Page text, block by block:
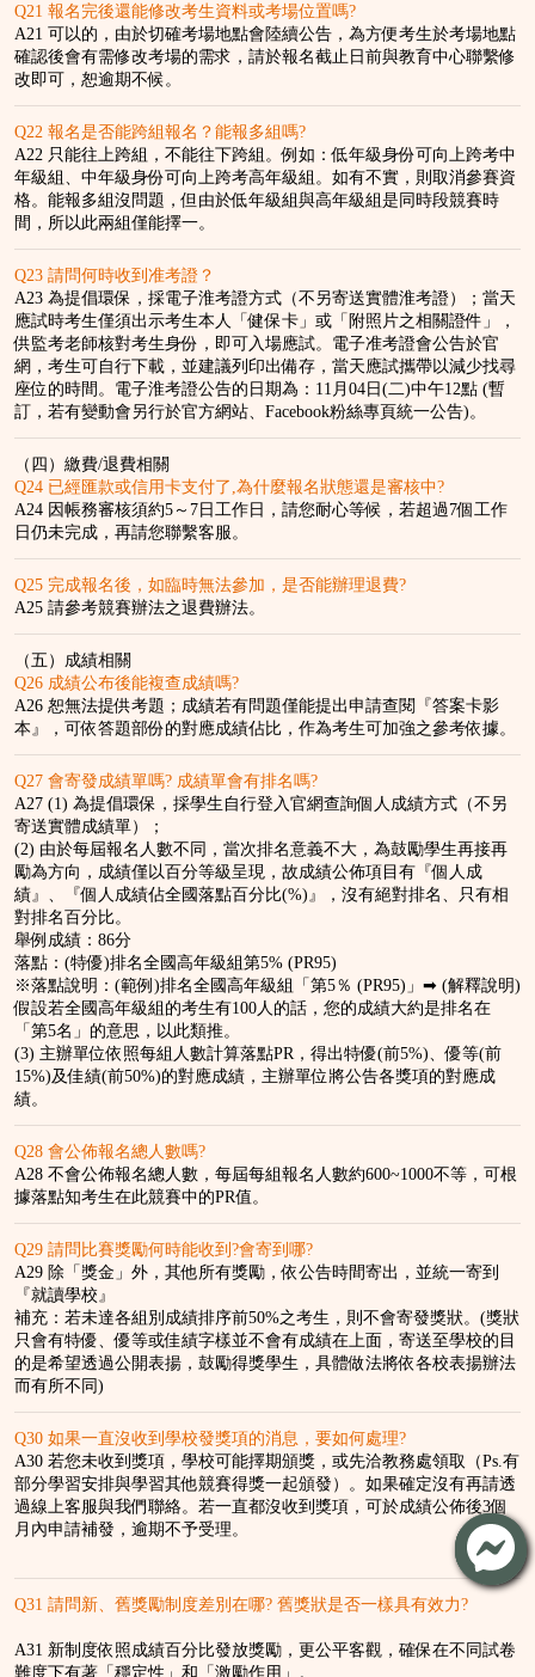
Q21 報名完後還能修改考生資料或考場位置嗎?
A21 可以的，由於切確考場地點會陸續公告，為方便考生於考場地點
確認後會有需修改考場的需求，請於報名截止日前與教育中心聯繫修
改即可，恕逾期不候。
Q22 報名是否能跨組報名？能報多組嗎?
A22 只能往上跨組，不能往下跨組。例如：低年級身份可向上跨考中
年級組、中年級身份可向上跨考高年級組。如有不實，則取消參賽資
格。能報多組沒問題，但由於低年級組與高年級組是同時段競賽時
間，所以此兩組僅能擇一。
Q23 請問何時收到准考證？
A23 為提倡環保，採電子淮考證方式（不另寄送實體淮考證）；當天
應試時考生僅須出示考生本人「健保卡」或「附照片之相關證件」，
供監考老師核對考生身份，即可入場應試。電子准考證會公告於官
網，考生可自行下載，並建議列印出備存，當天應試攜帶以減少找尋
座位的時間。電子淮考證公告的日期為：11月04日(二)中午12點 (暫
訂，若有變動會另行於官方網站、Facebook粉絲專頁統一公告)。
（四）繳費/退費相關
Q24 已經匯款或信用卡支付了,為什麼報名狀態還是審核中?
A24 因帳務審核須約5～7日工作日，請您耐心等候，若超過7個工作
日仍未完成，再請您聯繫客服。
Q25 完成報名後，如臨時無法參加，是否能辦理退費?
A25 請參考競賽辦法之退費辦法。
（五）成績相關
Q26 成績公布後能複查成績嗎?
A26 恕無法提供考題；成績若有問題僅能提出申請查閱『答案卡影
本』，可依答題部份的對應成績佔比，作為考生可加強之參考依據。
Q27 會寄發成績單嗎? 成績單會有排名嗎?
A27 (1) 為提倡環保，採學生自行登入官網查詢個人成績方式（不另
寄送實體成績單）；
(2) 由於每屆報名人數不同，當次排名意義不大，為鼓勵學生再接再
勵為方向，成績僅以百分等級呈現，故成績公佈項目有『個人成
績』、『個人成績佔全國落點百分比(%)』，沒有絕對排名、只有相
對排名百分比。
舉例成績：86分
落點：(特優)排名全國高年級組第5% (PR95)
※落點說明：(範例)排名全國高年級組「第5％ (PR95)」➡ (解釋說明)
假設若全國高年級組的考生有100人的話，您的成績大約是排名在
「第5名」的意思，以此類推。
(3) 主辦單位依照每組人數計算落點PR，得出特優(前5%)、優等(前
15%)及佳績(前50%)的對應成績，主辦單位將公告各獎項的對應成
績。
Q28 會公佈報名總人數嗎?
A28 不會公佈報名總人數，每屆每組報名人數約600~1000不等，可根
據落點知考生在此競賽中的PR值。
Q29 請問比賽獎勵何時能收到?會寄到哪?
A29 除「獎金」外，其他所有獎勵，依公告時間寄出，並統一寄到
『就讀學校』
補充：若未達各組別成績排序前50%之考生，則不會寄發獎狀。(獎狀
只會有特優、優等或佳績字樣並不會有成績在上面，寄送至學校的目
的是希望透過公開表揚，鼓勵得獎學生，具體做法將依各校表揚辦法
而有所不同)
Q30 如果一直沒收到學校發獎項的消息，要如何處理?
A30 若您未收到獎項，學校可能擇期頒獎，或先洽教務處領取（Ps.有
部分學習安排與學習其他競賽得獎一起頒發）。如果確定沒有再請透
過線上客服與我們聯絡。若一直都沒收到獎項，可於成績公佈後3個
月內申請補發，逾期不予受理。
Q31 請問新、舊獎勵制度差別在哪? 舊獎狀是否一樣具有效力?
A31 新制度依照成績百分比發放獎勵，更公平客觀，確保在不同試卷
難度下有著「穩定性」和「激勵作用」。